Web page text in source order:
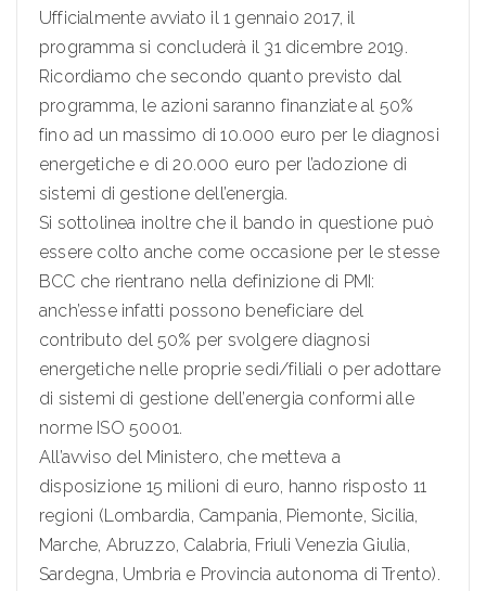
Ufficialmente avviato il 1 gennaio 2017, il
programma si concluderà il 31 dicembre 2019.
Ricordiamo che secondo quanto previsto dal
programma, le azioni saranno finanziate al 50%
fino ad un massimo di 10.000 euro per le diagnosi
energetiche e di 20.000 euro per l’adozione di
sistemi di gestione dell’energia.
Si sottolinea inoltre che il bando in questione può
essere colto anche come occasione per le stesse
BCC che rientrano nella definizione di PMI:
anch’esse infatti possono beneficiare del
contributo del 50% per svolgere diagnosi
energetiche nelle proprie sedi/filiali o per adottare
di sistemi di gestione dell’energia conformi alle
norme ISO 50001.
All’avviso del Ministero, che metteva a
disposizione 15 milioni di euro, hanno risposto 11
regioni (Lombardia, Campania, Piemonte, Sicilia,
Marche, Abruzzo, Calabria, Friuli Venezia Giulia,
Sardegna, Umbria e Provincia autonoma di Trento).